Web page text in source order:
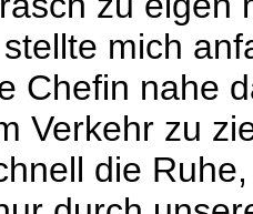
mich
Chefin nahe
Verkehr zu
die